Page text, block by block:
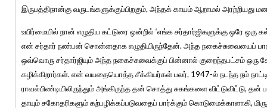
இருபத்திநான்கு வருடங்களுக்குப்பிறகும், அந்தக் காயம் ஆறாமல்
உயிர்மையில் நான் எழுதிய கட்டுரை ஒன்றில் ‘எங்க சர்தார்ஜிகளுக்கு ஒரே
என் சர்தார் நண்பன் சொன்னதாக எழுதியிருந்தேன். அந்த நகைச்சுவையைப்
ஒவ்வொரு சர்தார்ஜியும் அந்த நகைச்சுவைக்குப் பின்னால் குறைந்தபட்சம்
கழிக்கிறார்கள். என் வயதையொத்த சீக்கியர்கள் பலர், 1947-ல் நடந்த நம் நாட்டின்
ராவல்பிண்டியிலிருந்தும் அங்கிருந்த தன் சொத்து சுகங்களை விட்டுவிட்டு,
தாயும் சகோதரிகளும் கற்பழிக்கப்படுவதைப் பார்க்கும் கொடுமைக்காளாகி,